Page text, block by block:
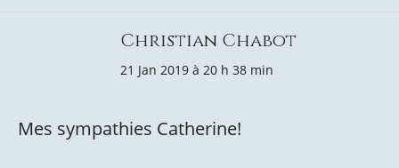
Christian Chabot
21 Jan 2019 à 20 h 38 min
Mes sympathies Catherine!